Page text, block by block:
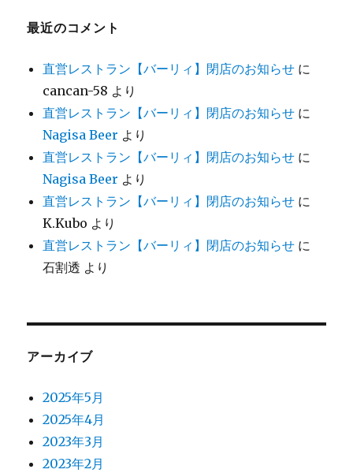
最近のコメント
直営レストラン【バーリィ】閉店のお知らせ に
cancan-58 より
直営レストラン【バーリィ】閉店のお知らせ に
Nagisa Beer より
直営レストラン【バーリィ】閉店のお知らせ に
Nagisa Beer より
直営レストラン【バーリィ】閉店のお知らせ に
K.Kubo より
直営レストラン【バーリィ】閉店のお知らせ に
石割透 より
アーカイブ
2025年5月
2025年4月
2023年3月
2023年2月